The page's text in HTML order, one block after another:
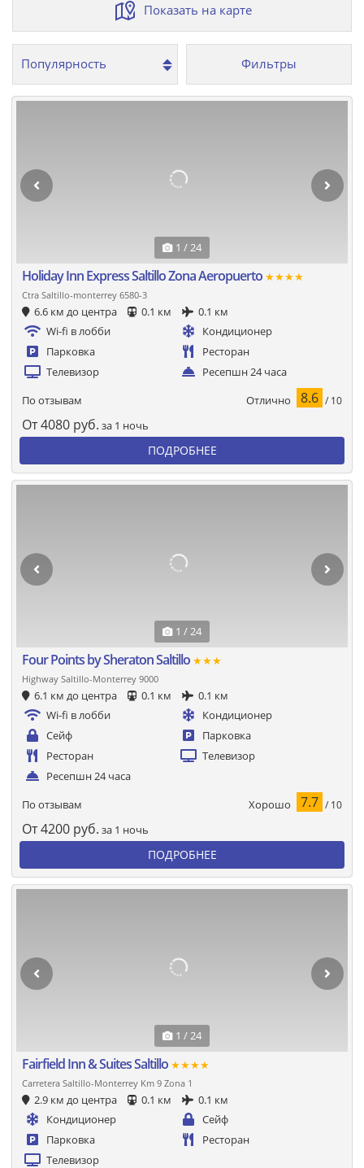
Показать на карте
Фильтры
1 / 24
Holiday Inn Express Saltillo Zona Aeropuerto ★★★★
Ctra Saltillo-monterrey 6580-3
6.6 км до центра 0.1 км
0.1 км
Wi-fi в лобби
Кондиционер
Парковка
Ресторан
Телевизор
Ресепшн 24 часа
По отзывам Отлично 8.6 / 10
От4080 руб. за 1 ночь
ПОДРОБНЕЕ
1 / 24
Four Points by Sheraton Saltillo ★★★
Highway Saltillo-Monterrey 9000
6.1 км до центра 0.1 км
0.1 км
Wi-fi в лобби
Кондиционер
Сейф
Парковка
Ресторан
Телевизор
Ресепшн 24 часа
По отзывам Хорошо 7.7 / 10
От4200 руб. за 1 ночь
ПОДРОБНЕЕ
1 / 24
Fairfield Inn & Suites Saltillo ★★★★
Carretera Saltillo-Monterrey Km 9 Zona 1
2.9 км до центра 0.1 км
0.1 км
Кондиционер
Сейф
Парковка
Ресторан
Телевизор